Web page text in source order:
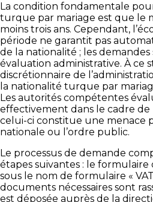
La condition fondamentale
turque par mariage est que le
moins trois ans. Cependant,
période ne garantit pas
de la nationalité ; les demandes
évaluation administrative. À ce
discrétionnaire de
la nationalité turque par
Les autorités compétentes
effectivement dans le cadre de
celui-ci constitue une menace
nationale ou l’ordre public.
Le processus de demande
étapes suivantes : le
sous le nom de formulaire «
documents nécessaires sont
est déposée auprès de la